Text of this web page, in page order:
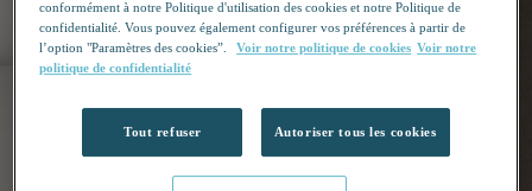
conformément à notre Politique d'utilisation des cookies et notre Politique de
confidentialité. Vous pouvez également configurer vos préférences à partir de
l’option "Paramètres des cookies”.
Voir notre politique de cookies Voir notre
politique de confidentialité
Tout refuser Autoriser tous les cookies